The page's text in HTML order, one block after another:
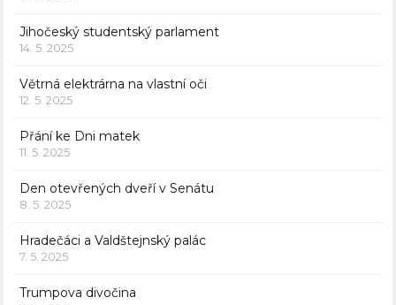
Jihočeský studentský parlament
14. 5. 2025
Větrná elektrárna na vlastní oči
12. 5. 2025
Přání ke Dni matek
11. 5. 2025
Den otevřených dveří v Senátu
8. 5. 2025
Hradečáci a Valdštejnský palác
7. 5. 2025
Trumpova divočina